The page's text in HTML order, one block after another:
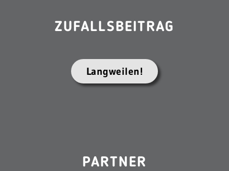
ZUFALLSBEITRAG
Langweilen!
PARTNER